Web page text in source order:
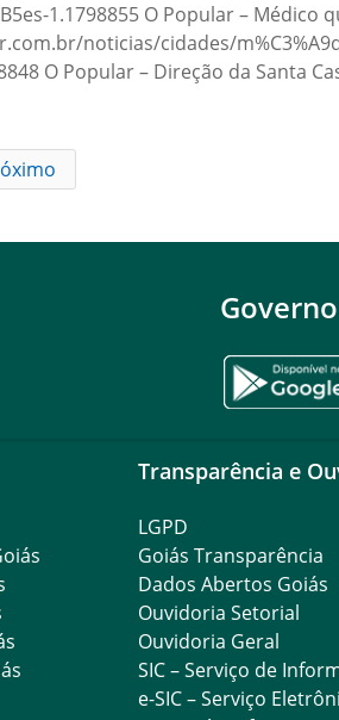
1.1798855 O Popular – Médico
noticias/cidades/
O Popular – Direção da Santa
Transparência e
LGPD
Goiás Transparência
Dados Abertos Goiás
Ouvidoria Setorial
Ouvidoria Geral
SIC – Serviço de
e-SIC – Serviço